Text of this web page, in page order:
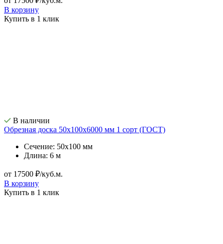
В корзину
Купить в 1 клик
В наличии
Обрезная доска 50х100х6000 мм 1 сорт (ГОСТ)
Сечение: 50х100 мм
Длина: 6 м
от 17500 ₽/куб.м.
В корзину
Купить в 1 клик